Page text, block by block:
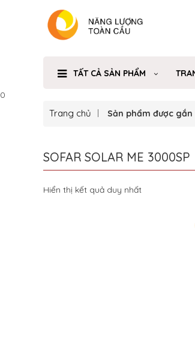
TẤT CẢ SẢN PHẨM
0
Trang chủ Sản phẩm được gắn
SOFAR SOLAR ME 3000SP
Hiển thị kết quả duy nhất